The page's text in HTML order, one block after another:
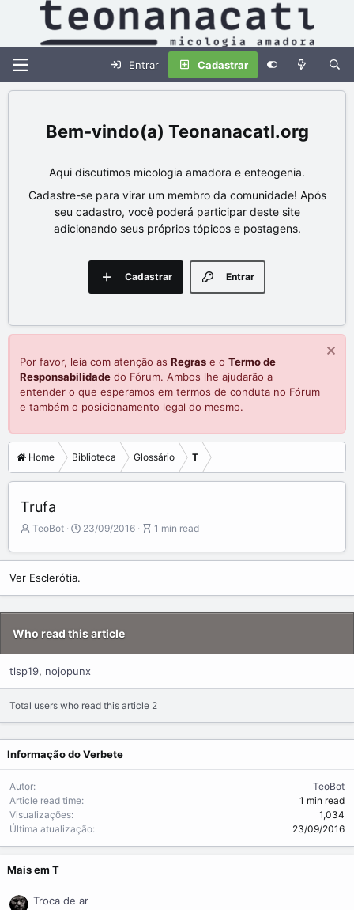
Entrar Cadastrar
Teonanacatl.org
Aqui discutimos micologia amadora e enteogenia.
Cadastre-se para virar um membro da comunidade! Após
seu cadastro, você poderá participar deste site
adicionando seus próprios tópicos e postagens.
Entrar
Cadastrar
Por favor, leia com atenção as Regras e o Termo de
Responsabilidade do Fórum. Ambos lhe ajudarão a
entender o que esperamos em termos de conduta no Fórum
e também o posicionamento legal do mesmo.
Home Biblioteca Glossário T
Trufa
A
t
r
TeoBot
P
b
s
h
a
t
e
23/09/2016
A
t
l
e
a
m
e
1 min read
Ver Esclerótia.
Who read this article
tlsp19 nojopunx
Total users who read this article 2
Informação do Verbete
Autor
TeoBot
Article read time
1 min read
Visualizações
1,034
Última atualização
23/09/2016
Mais em T
Troca de ar